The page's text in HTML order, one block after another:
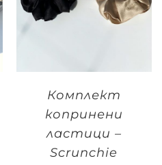
Комплект
копринени
ластици –
Scrunchie